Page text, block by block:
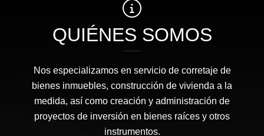
QUIÉNES SOMOS
Nos especializamos en servicio de corretaje de
bienes inmuebles, construcción de vivienda a la
medida, así como creación y administración de
proyectos de inversión en bienes raíces y otros
instrumentos.